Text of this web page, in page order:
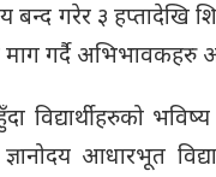
बन्द गरेर ३ हप्तादेखि
माग गर्दै अभिभावकहरु
विद्यार्थीहरुको
ज्ञानोदय आधारभूत